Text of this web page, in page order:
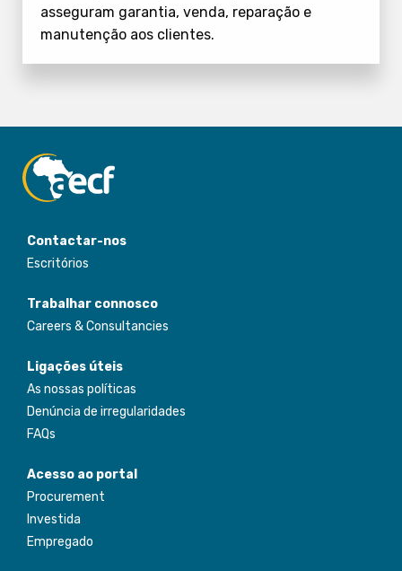
asseguram garantia, venda, reparação e
manutenção aos clientes.
Contactar-nos
Escritórios
Trabalhar connosco
Careers & Consultancies
Ligações úteis
As nossas políticas
Denúncia de irregularidades
FAQs
Acesso ao portal
Procurement
Investida
Empregado